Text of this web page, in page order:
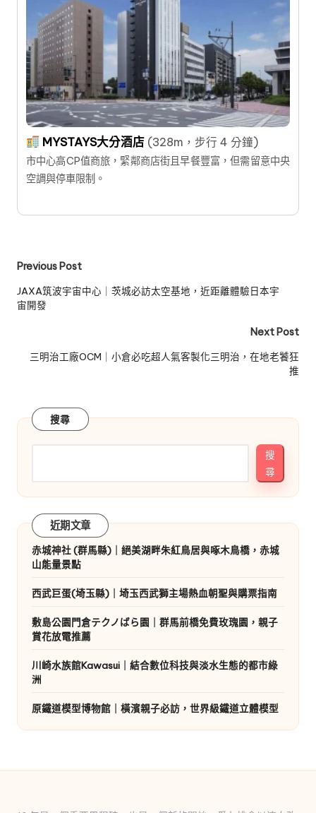
MYSTAYS大分酒店 (328m，步行 4 分鐘)
市中心高CP值商旅，緊鄰商店街且早餐豐富，但需留意中央
空調與停車限制。
Post
navigation
Previous Post
JAXA筑波宇宙中心｜茨城必訪太空基地，近距離體驗日本宇
宙開發
Next Post
三明治工廠OCM｜小倉必吃超人氣客製化三明治，在地老饕狂
推
搜尋
搜
尋
近期文章
赤城神社 (群馬縣)｜絕美湖畔朱紅鳥居與啄木鳥橋，赤城
山能量景點
西武巨蛋(埼玉縣)｜埼玉西武獅主場熱血朝聖與購票指南
敷島公園門倉テクノばら園｜群馬前橋免費玫瑰園，親子
賞花放電推薦
川崎水族館Kawasui｜結合數位科技與淡水生態的都市綠
洲
原鐵道模型博物館｜橫濱親子必訪，世界級鐵道立體模型